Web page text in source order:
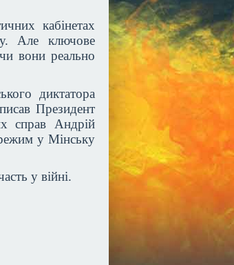
кабінетах
Але ключове
вони реально
диктатора
Президент
справ Андрій
у Мінську
у війні.